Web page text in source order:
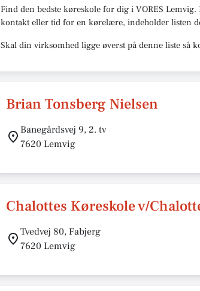
Find den bedste køreskole for dig i VORES
kontakt eller tid for en kørelære, indeholder listen
Skal din virksomhed ligge øverst på denne liste så
Brian Tonsberg Nielsen
Banegårdsvej 9, 2. tv
7620 Lemvig
Chalottes Køreskole v/
Tvedvej 80, Fabjerg
7620 Lemvig